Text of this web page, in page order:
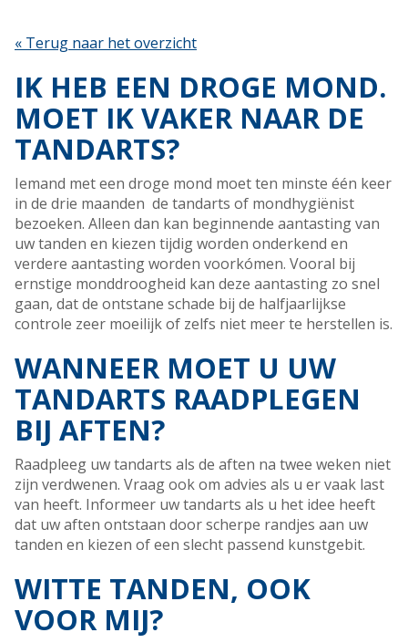
« Terug naar het overzicht
IK HEB EEN DROGE MOND.
MOET IK VAKER NAAR DE
TANDARTS?
Iemand met een droge mond moet ten minste één keer
in de drie maanden de tandarts of mondhygiënist
bezoeken. Alleen dan kan beginnende aantasting van
uw tanden en kiezen tijdig worden onderkend en
verdere aantasting worden voorkómen. Vooral bij
ernstige monddroogheid kan deze aantasting zo snel
gaan, dat de ontstane schade bij de halfjaarlijkse
controle zeer moeilijk of zelfs niet meer te herstellen is.
WANNEER MOET U UW
TANDARTS RAADPLEGEN
BIJ AFTEN?
Raadpleeg uw tandarts als de aften na twee weken niet
zijn verdwenen. Vraag ook om advies als u er vaak last
van heeft. Informeer uw tandarts als u het idee heeft
dat uw aften ontstaan door scherpe randjes aan uw
tanden en kiezen of een slecht passend kunstgebit.
WITTE TANDEN, OOK
VOOR MIJ?